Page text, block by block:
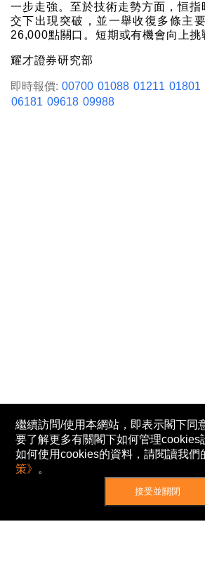
一步走強。至於技術走勢方面，恒
交下出現突破，並一舉收復多條主
26,000點關口。短期或有機會向上挑
耀才證券研究部
即時報價: 00700 01088 01211 01801
06181 09618 09988
繼續訪問/使用本網站，即表示閣下同
要了解更多有關閣下如何管理cookies
如何使用cookies的資料，請閱讀我們
策》 。
接受並關閉